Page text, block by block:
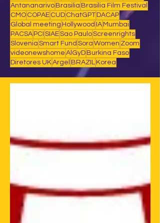
Antananarivo Brasilia Brasilia Film Festival
CMO COPAE CUD ChatGPT DACAP
Global meeting Hollywood IA Mumbai
PACSA PCI SIAESao PauloScreenrights
Slovenia Smart Fund Sora Women Zoom
videonewshome AlGyD Burkina Faso
Diretores UKArgel BRAZIL Korea